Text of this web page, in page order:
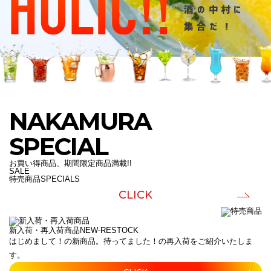
NAKAMURA
SPECIAL
お買い得商品、期間限定商品満載!!
SALE
特売商品SPECIALS
CLICK
新入荷・再入荷商品 NEW-RESTOCK
はじめまして！の新商品。待ってました！の再入荷をご紹介いたしま
す。